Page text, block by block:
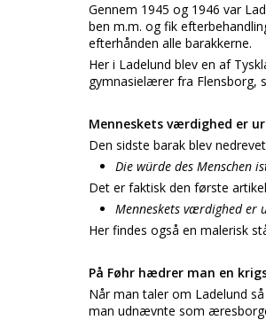
Gennem 1945 og 1946 var
ben m.m. og fik
efterhånden alle barakkerne.
Her i Ladelund blev en af
gymnasielærer fra Flensborg,
Menneskets værdighed er
Den sidste barak blev
Die würde des Menschen
Det er faktisk den første
Menneskets værdighed er
Her findes også en malerisk
På Føhr hædrer man en
Når man taler om Ladelund
man udnævnte som